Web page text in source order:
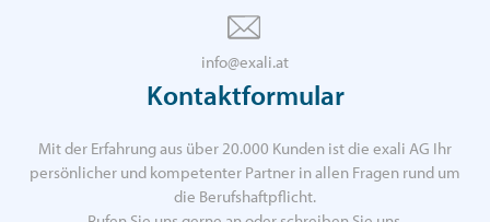
info@exali.at
Kontaktformular
Mit der Erfahrung aus über 20.000 Kunden ist die exali AG Ihr
persönlicher und kompetenter Partner in allen Fragen rund um
die Berufshaftpflicht.